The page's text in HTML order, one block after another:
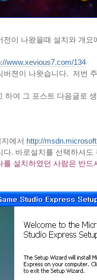
전이 나왔을때 설치와 개
www.xevious7.com/134
버젼이 나왓습니다. 저번
하여 그 포스트 다음글로
에서 http://
다. 바로설치를 선택하셔도
를 설치하였던 사람은 반